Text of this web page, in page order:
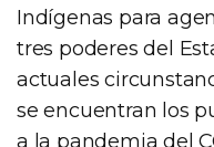
Indígenas para
tres poderes del
actuales
se encuentran los
a la pandemia del